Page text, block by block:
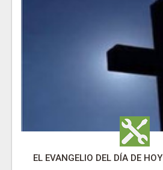
EL EVANGELIO DEL DÍA DE HOY